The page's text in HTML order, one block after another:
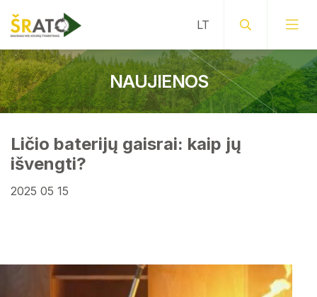
NAUJIENOS
Ličio baterijų gaisrai: kaip jų
išvengti?
2025 05 15